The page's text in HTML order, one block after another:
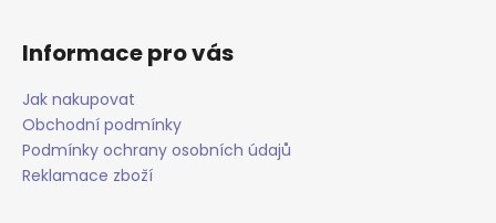
Informace pro vás
Jak nakupovat
Obchodní podmínky
Podmínky ochrany osobních údajů
Reklamace zboží